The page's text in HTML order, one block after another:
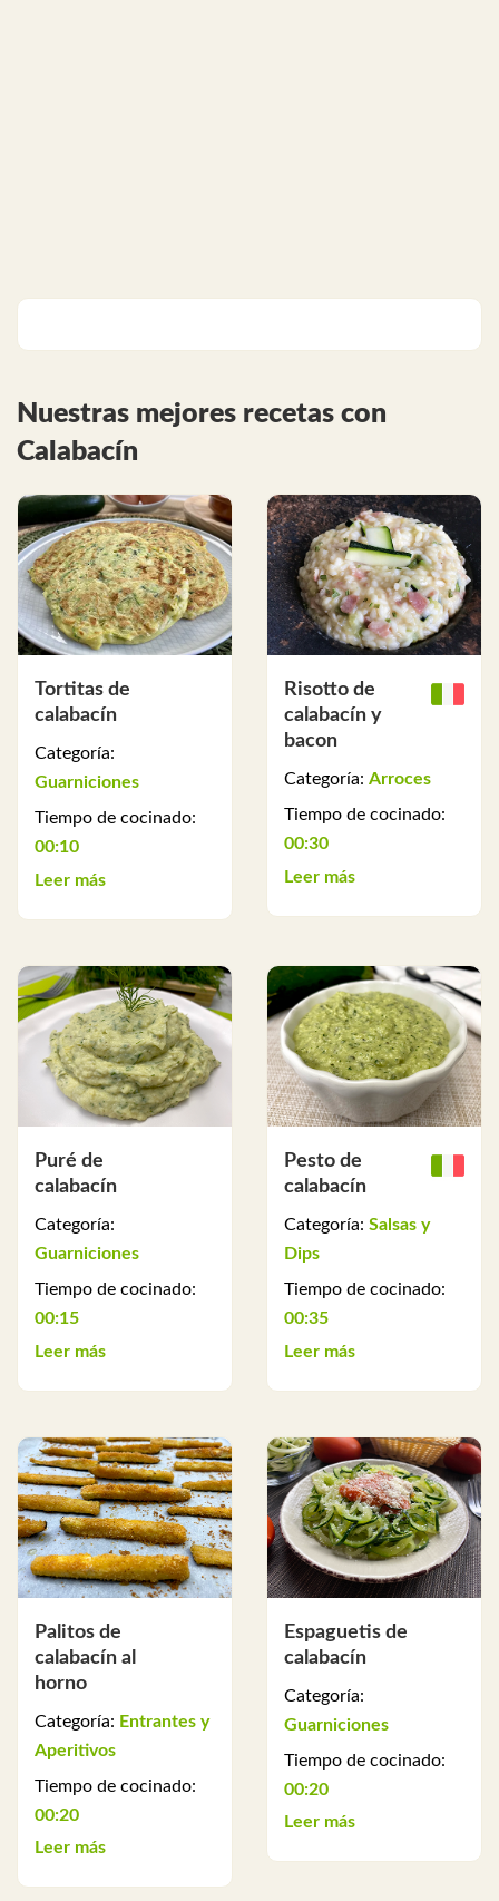
Nuestras mejores recetas con
Calabacín
Tortitas de
calabacín
Categoría:
Guarniciones
Tiempo de cocinado:
00:10
Leer más
Risotto de
calabacín y
bacon
Categoría: Arroces
Tiempo de cocinado:
00:30
Leer más
Puré de
calabacín
Categoría:
Guarniciones
Tiempo de cocinado:
00:15
Leer más
Pesto de
calabacín
Categoría: Salsas y
Dips
Tiempo de cocinado:
00:35
Leer más
Palitos de
calabacín al
horno
Categoría: Entrantes y
Aperitivos
Tiempo de cocinado:
00:20
Leer más
Espaguetis de
calabacín
Categoría:
Guarniciones
Tiempo de cocinado:
00:20
Leer más